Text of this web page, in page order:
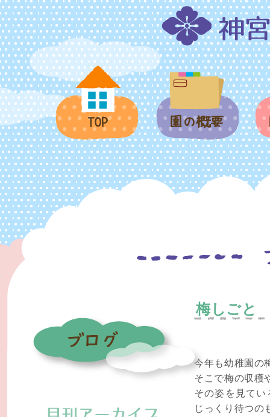
梅しごと
今年も幼稚園の
そこで梅の収穫
その姿を見て
じっくり待つ